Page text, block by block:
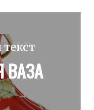
ВАЗА